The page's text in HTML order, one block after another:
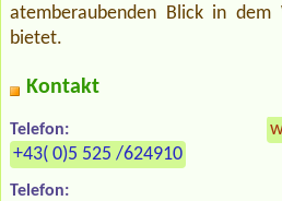
atemberaubenden Blick in dem
bietet.
Kontakt
Telefon:
+43( 0)5 525 /624910
Telefon: